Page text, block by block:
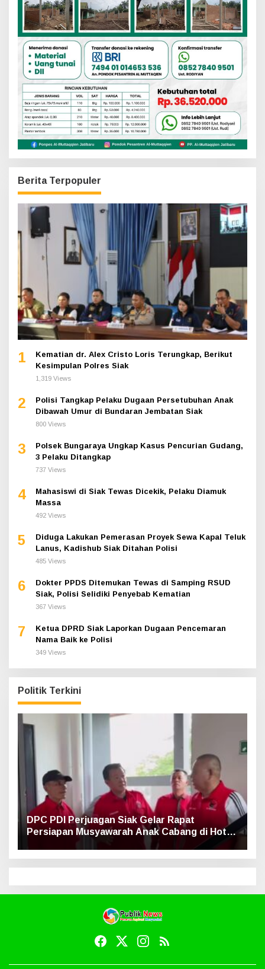
Berita Terpopuler
1
Kematian dr. Alex Cristo Loris Terungkap, Berikut
Kesimpulan Polres Siak
1,319 Views
2
Polisi Tangkap Pelaku Dugaan Persetubuhan Anak
Dibawah Umur di Bundaran Jembatan Siak
800 Views
3
Polsek Bungaraya Ungkap Kasus Pencurian Gudang,
3 Pelaku Ditangkap
737 Views
4
Mahasiswi di Siak Tewas Dicekik, Pelaku Diamuk
Massa
492 Views
5
Diduga Lakukan Pemerasan Proyek Sewa Kapal Teluk
Lanus, Kadishub Siak Ditahan Polisi
485 Views
6
Dokter PPDS Ditemukan Tewas di Samping RSUD
Siak, Polisi Selidiki Penyebab Kematian
367 Views
7
Ketua DPRD Siak Laporkan Dugaan Pencemaran
Nama Baik ke Polisi
349 Views
Politik Terkini
DPC PDI Perjuagan Siak Gelar Rapat
Persiapan Musyawarah Anak Cabang di Hotel